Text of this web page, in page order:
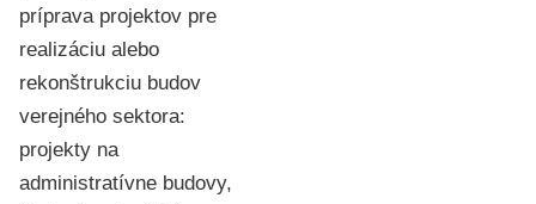
príprava projektov pre
realizáciu alebo
rekonštrukciu budov
verejného sektora:
projekty na
administratívne budovy,